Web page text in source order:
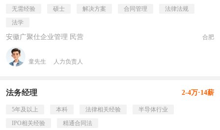
无需经验 硕士 解决方案 合同管理
法律法规
法学
安徽广聚仕企业管理 民营 合肥
童先生 人力负责人
法务经理 2-4万·14薪
5年及以上 本科 法律相关经验
半导体行业
IPO相关经验
精通合同法